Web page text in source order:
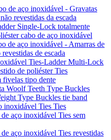
de aço inoxidável - Gravatas
revestidas da escada
Single-Lock totalmente
cabo de aço inoxidável
de aço inoxidável - Amarras de
de escada
Ties-Ladder Multi-Lock
de poliéster Ties
fivelas tipo dente
Woolf Teeth Type Buckles
Type Buckles tie band
inoxidável Ties Ties
aço inoxidável Ties sem
aço inoxidável Ties revestidas